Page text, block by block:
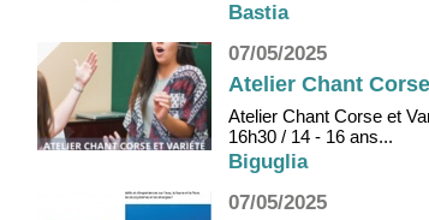
Bastia
07/05/2025
Atelier Chant
Atelier Chant Corse et
16h30 / 14 - 16 ans...
Biguglia
07/05/2025